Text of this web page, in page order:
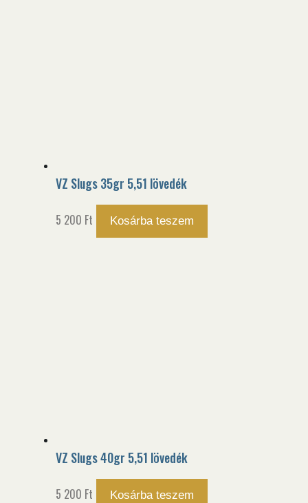
VZ Slugs 35gr 5,51 lövedék
5 200 Ft Kosárba teszem
VZ Slugs 40gr 5,51 lövedék
5 200 Ft Kosárba teszem